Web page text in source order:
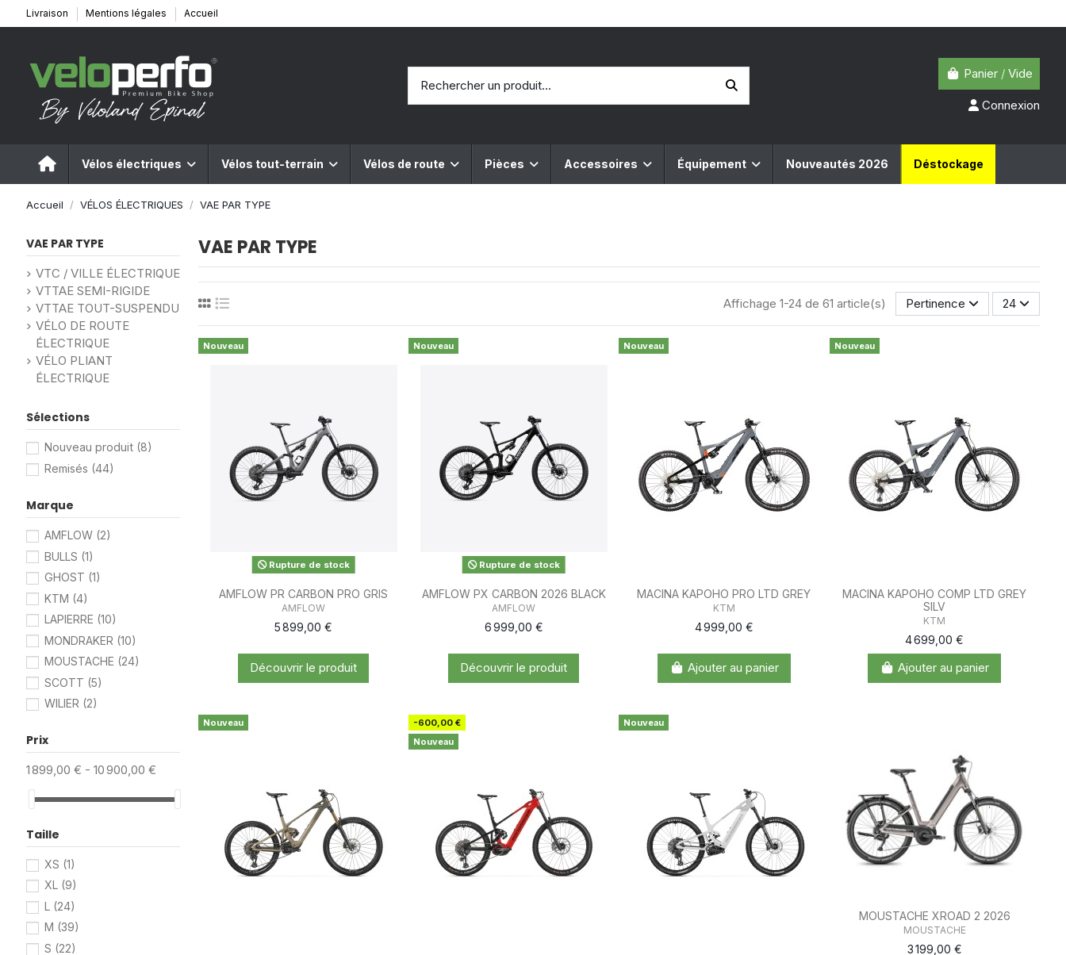
Livraison Mentions légales Accueil
Panier / Vide
Connexion
Vélos électriques Vélos tout-terrain Vélos de route Pièces Accessoires Équipement Nouveautés 2026 Déstockage
Accueil VÉLOS ÉLECTRIQUES VAE PAR TYPE
VAE PAR TYPE
Affichage 1-24 de 61 article(s) Pertinence 24
Nouveau
Rupture de stock
AMFLOW PR CARBON PRO GRIS
AMFLOW
5 899,00 €
Découvrir le produit
Nouveau
Rupture de stock
AMFLOW PX CARBON 2026 BLACK
AMFLOW
6 999,00 €
Découvrir le produit
Nouveau
MACINA KAPOHO PRO LTD GREY
KTM
4 999,00 €
Ajouter au panier
Nouveau
MACINA KAPOHO COMP LTD GREY
SILV
KTM
4 699,00 €
Ajouter au panier
Nouveau
-600,00 €
Nouveau
Nouveau
MOUSTACHE XROAD 2 2026
MOUSTACHE
3 199,00 €
VAE PAR TYPE
VTC / VILLE ÉLECTRIQUE
VTTAE SEMI-RIGIDE
VTTAE TOUT-SUSPENDU
VÉLO DE ROUTE
ÉLECTRIQUE
VÉLO PLIANT
ÉLECTRIQUE
Sélections
Nouveau produit (8)
Remisés (44)
Marque
AMFLOW (2)
BULLS (1)
GHOST (1)
KTM (4)
LAPIERRE (10)
MONDRAKER (10)
MOUSTACHE (24)
SCOTT (5)
WILIER (2)
Prix
1 899,00 € - 10 900,00 €
Taille
XS (1)
XL (9)
L (24)
M (39)
S (22)